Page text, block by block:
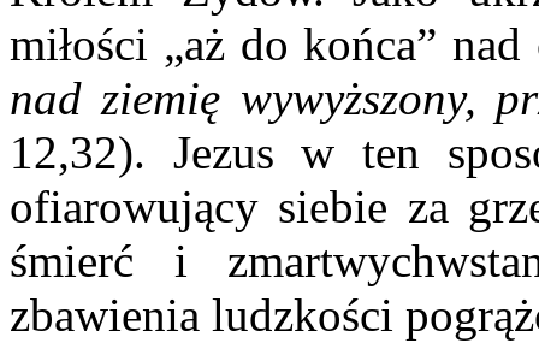
miłości „aż do końca”
nad ziemię wywyższony,
12,32). Jezus w ten
ofiarowujący siebie za
śmierć i
zbawienia ludzkości